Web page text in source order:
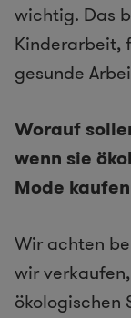
wichtig. Das
Kinderarbeit,
gesunde
Worauf
wenn sie
Mode
Wir achten
wir
ökologischen